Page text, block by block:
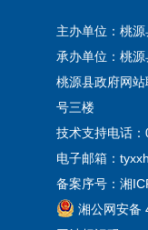
主办单位：桃
承办单位：桃源
桃源县政府网
号三楼
技术支持电话
电子邮箱：
备案序号： 湘
湘公网安备